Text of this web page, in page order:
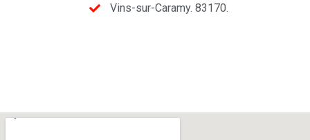
Vins-sur-Caramy. 83170.